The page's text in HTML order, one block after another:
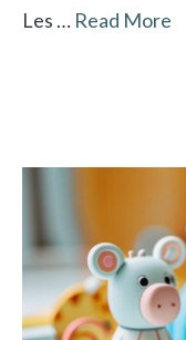
Les … Read More